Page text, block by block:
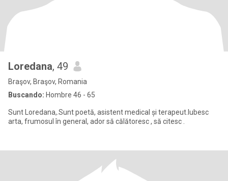
Loredana, 49
Braşov, Braşov, Romania
Buscando: Hombre 46 - 65
Sunt Loredana,.Sunt poetă, asistent medical și terapeut.Iubesc
arta, frumosul în general, ador să călătoresc , să citesc .